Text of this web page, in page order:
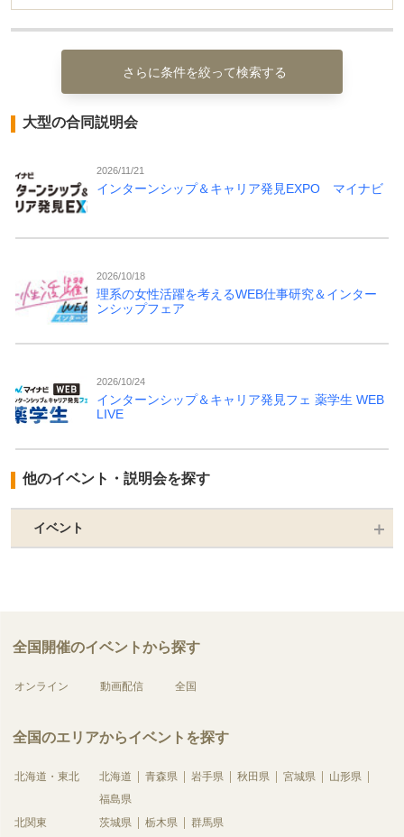
さらに条件を絞って検索する
大型の合同説明会
2026/11/21
インターンシップ＆キャリア発見EXPO マイナビ
2026/10/18
理系の女性活躍を考えるWEB仕事研究＆インター
ンシップフェア
2026/10/24
インターンシップ＆キャリア発見フェ 薬学生 WEB
LIVE
他のイベント・説明会を探す
イベント
全国開催のイベントから探す
オンライン 動画配信 全国
全国のエリアからイベントを探す
北海道・東北 北海道 青森県 岩手県 秋田県 宮城県
山形県
福島県
北関東
茨城県 栃木県 群馬県